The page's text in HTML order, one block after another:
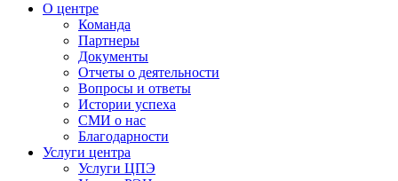
О центре
Команда
Партнеры
Документы
Отчеты о деятельности
Вопросы и ответы
Истории успеха
СМИ о нас
Благодарности
Услуги центра
Услуги ЦПЭ